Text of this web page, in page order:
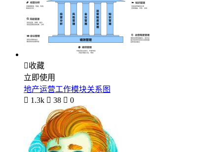
收藏
立即使用
地产运营工作模块关系图
 1.3k  38  0